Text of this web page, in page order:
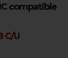
compatible
C/U